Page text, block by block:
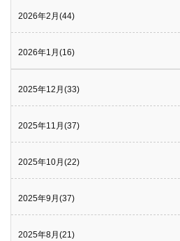
2026年2月(44)
2026年1月(16)
2025年12月(33)
2025年11月(37)
2025年10月(22)
2025年9月(37)
2025年8月(21)